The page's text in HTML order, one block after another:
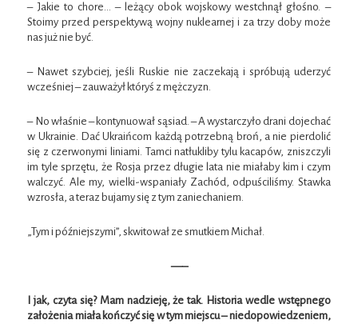
– Jakie to chore… – leżący obok wojskowy westchnął głośno. –
Stoimy przed perspektywą wojny nuklearnej i za trzy doby może
nas już nie być.
– Nawet szybciej, jeśli Ruskie nie zaczekają i spróbują uderzyć
wcześniej – zauważył któryś z mężczyzn.
– No właśnie – kontynuował sąsiad. – A wystarczyło drani dojechać
w Ukrainie. Dać Ukraińcom każdą potrzebną broń, a nie pierdolić
się z czerwonymi liniami. Tamci natłukliby tylu kacapów, zniszczyli
im tyle sprzętu, że Rosja przez długie lata nie miałaby kim i czym
walczyć. Ale my, wielki-wspaniały Zachód, odpuściliśmy. Stawka
wzrosła, a teraz bujamy się z tym zaniechaniem.
„Tym i późniejszymi”, skwitował ze smutkiem Michał.
—–
I jak, czyta się? Mam nadzieję, że tak. Historia wedle wstępnego
założenia miała kończyć się w tym miejscu – niedopowiedzeniem,